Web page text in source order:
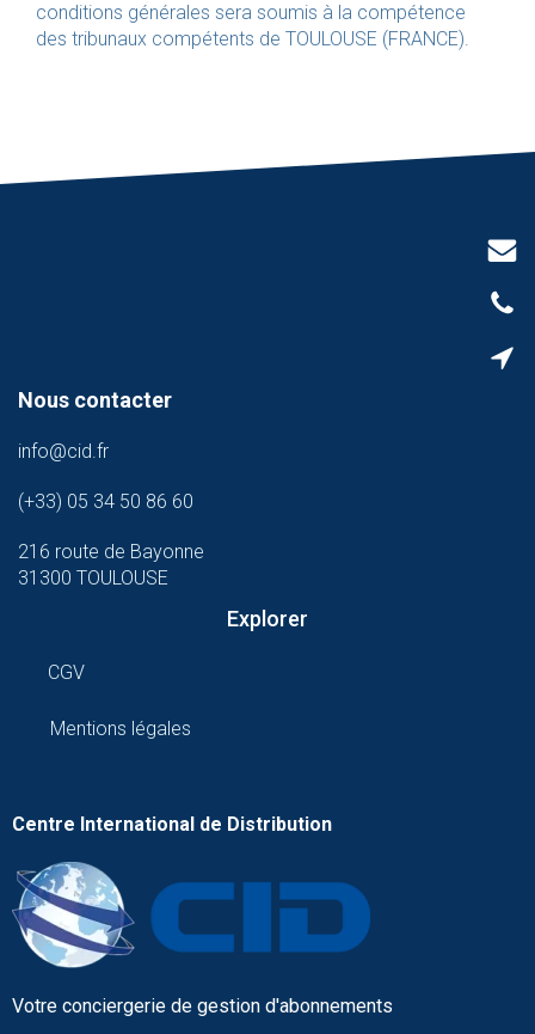
conditions générales sera soumis à la compétence
des tribunaux compétents de TOULOUSE (FRANCE).
Nous contacter
info@cid.fr
(+33) 05 34 50 86 60
216 route de Bayonne
31300 TOULOUSE
Explorer
CGV
Mentions légales
Centre International de Distribution
Votre conciergerie de gestion d'abonnements